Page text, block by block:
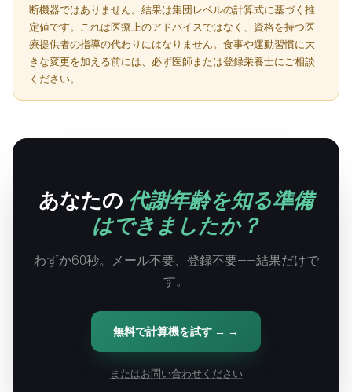
断機器ではありません。結果は集団レベルの計算式に基づく推
定値です。これは医療上のアドバイスではなく、資格を持つ医
療提供者の指導の代わりにはなりません。食事や運動習慣に大
きな変更を加える前には、必ず医師または登録栄養士にご相談
ください。
あなたの 代謝年齢を知る準備
はできましたか？
わずか60秒。メール不要、登録不要——結果だけで
す。
無料で計算機を試す → →
またはお問い合わせください